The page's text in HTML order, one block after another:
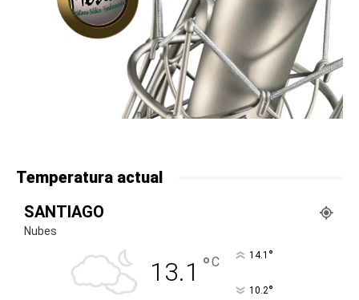
Temperatura actual
SANTIAGO
Nubes
13.1 °C 14.1 °
10.2°